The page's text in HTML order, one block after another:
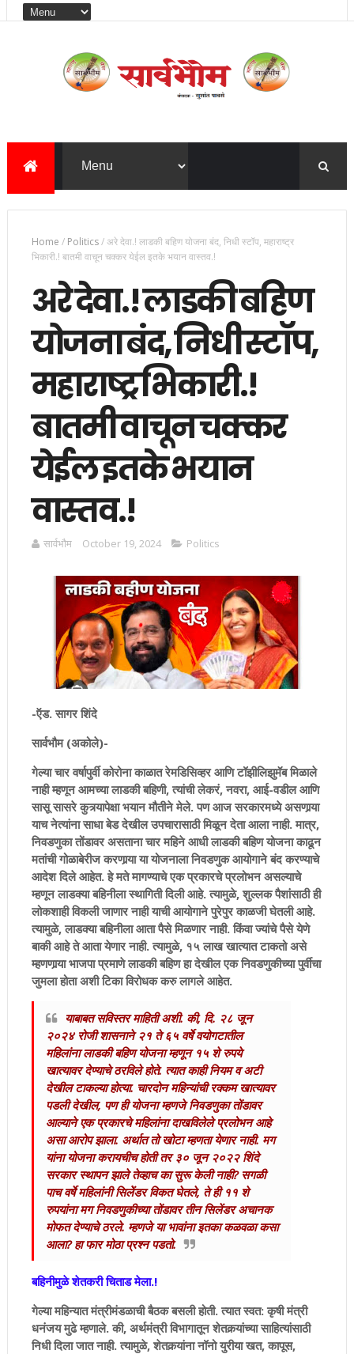
Home / Politics/अरे देवा.! लाडकी बहिण योजना बंद, निधी स्टॉप, महाराष्ट्र
भिकारी.! बातमी वाचून चक्कर येईल इतके भयान वास्तव.!
अरे देवा.! लाडकी बहिण
योजना बंद, निधी स्टॉप,
महाराष्ट्र भिकारी.!
बातमी वाचून चक्कर
येईल इतके भयान
वास्तव.!
सार्वभाैम October 19, 2024 Politics
-ऍड. सागर शिंदे
सार्वभौम (अकोले)-
गेल्या चार वर्षापुर्वी कोरोना काळात रेमडिसिव्हर आणि टॉझीलिझुमॅब मिळाले
नाही म्हणून आमच्या लाडकी बहिणी, त्यांची लेकरं, नवरा, आई-वडील आणि
सासू सासरे कुत्र्यापेक्षा भयान मौतीने मेले. पण आज सरकारमध्ये असणार्‍या
याच नेत्यांना साधा बेड देखील उपचारासाठी मिळून देता आला नाही. मात्र,
निवडणुका तोंडावर असताना चार महिने आधी लाडकी बहिण योजना काढून
मतांची गोळाबेरीज करणार्‍या या योजनाला निवडणुक आयोगाने बंद करण्याचे
आदेश दिले आहेत. हे मते मागण्याचे एक प्रकारचे प्रलोभन असल्याचे
म्हणून लाडक्या बहिनीला स्थागिती दिली आहे. त्यामुळे, शुल्लक पैशांसाठी ही
लोकशाही विकली जाणार नाही याची आयोगाने पुरेपुर काळजी घेतली आहे.
त्यामुळे, लाडक्या बहिनीला आता पैसे मिळणार नाही. किंवा ज्यांचे पैसे येणे
बाकी आहे ते आता येणार नाही. त्यामुळे, १५ लाख खात्यात टाकतो असे
म्हणणार्‍या भाजपा प्रमाणे लाडकी बहिण हा देखील एक निवडणुकीच्या पुर्वीचा
जुमला होता अशी टिका विरोधक करु लागले आहेत.
याबाबत सविस्तर माहिती अशी. की, दि. २८ जून
२०२४ रोजी शासनाने २१ ते ६५ वर्षे वयोगटातील
महिलांना लाडकी बहिण योजना म्हणून १५ शे रुपये
खात्यावर देण्याचे ठरविले होते. त्यात काही नियम व अटी
देखील टाकल्या होत्या. चारदोन महिन्यांची रक्कम खात्यावर
पडली देखील, पण ही योजना म्हणजे निवडणुका तोंडावर
आल्याने एक प्रकारचे महिलांना दाखविलेले प्रलोभन आहे
असा आरोप झाला. अर्थात तो खोटा म्हणता येणार नाही. मग
यांना योजना करायचीच होती तर ३० जून २०२२ शिंदे
सरकार स्थापन झाले तेव्हाच का सुरू केली नाही? सगळी
पाच वर्षे महिलांनी सिलेेंडर विकत घेतले, ते ही ११ शे
रुपयांना मग निवडणुकीच्या तोंडावर तीन सिलेंडर अचानक
मोफत देण्याचे ठरले. म्हणजे या भावांना इतका कळवळा कसा
आला? हा फार मोठा प्रश्‍न पडतो.
बहिनीमुळे शेतकरी चिताड मेला.!
गेल्या महिन्यात मंत्रीमंडळाची बैठक बसली होती. त्यात स्वत: कृषी मंत्री
धनंजय मुढे म्हणाले. की, अर्थमंत्री विभागातून शेतकर्‍यांच्या साहित्यांसाठी
निधी दिला जात नाही. त्यामुळे, शेतकर्‍यांना नॉनो युरीया खत, कापूस,